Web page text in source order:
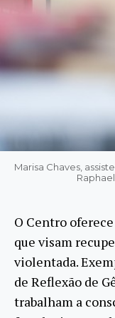
Marisa Chaves,
O Centro
que visam
violentada.
de Reflexão de
trabalham a